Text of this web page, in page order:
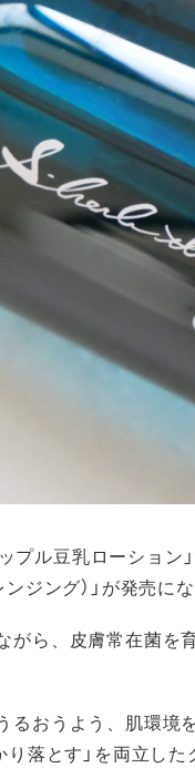
プル豆乳ローション
ジング）」が発売にな
がら、皮膚常在菌を
るおうよう、肌環境
り落とす」を両立した